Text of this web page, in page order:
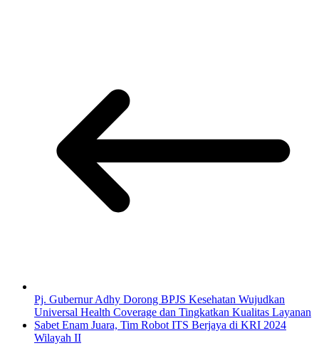
Pj. Gubernur Adhy Dorong BPJS Kesehatan Wujudkan
Universal Health Coverage dan Tingkatkan Kualitas Layanan
Sabet Enam Juara, Tim Robot ITS Berjaya di KRI 2024
Wilayah II